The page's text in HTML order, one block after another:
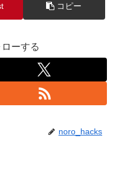
コピー
ーする
noro_hacks